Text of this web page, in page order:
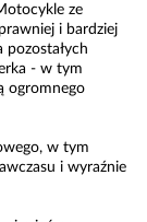
ze
i bardziej
pozostałych
- w tym
ogromnego
w tym
i wyraźnie